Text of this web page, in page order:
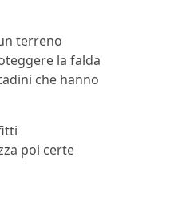
terreno
la falda
che hanno
poi certe